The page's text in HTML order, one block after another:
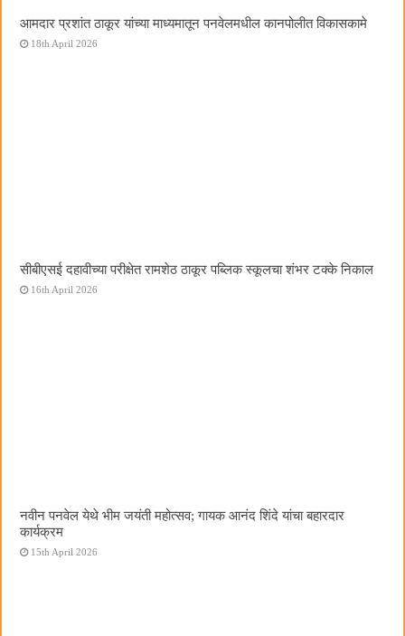
आमदार प्रशांत ठाकूर यांच्या माध्यमातून पनवेलमधील कानपोलीत विकासकामे
18th April 2026
सीबीएसई दहावीच्या परीक्षेत रामशेठ ठाकूर पब्लिक स्कूलचा शंभर टक्के निकाल
16th April 2026
नवीन पनवेल येथे भीम जयंती महोत्सव; गायक आनंद शिंदे यांचा बहारदार
कार्यक्रम
15th April 2026